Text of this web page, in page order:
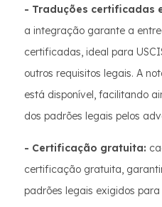
- Traduções certificadas
a integração garante a
certificadas, ideal para
outros requisitos legais. A
está disponível, facilitando
dos padrões legais pelos
- Certificação gratuita:
certificação gratuita,
padrões legais exigidos